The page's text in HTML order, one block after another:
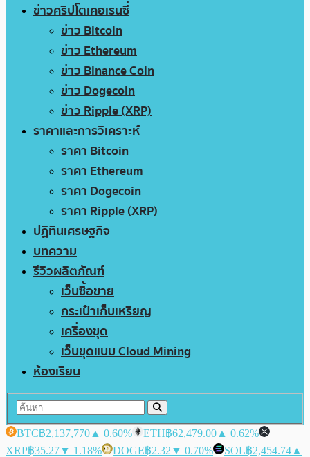
ข่าวคริปโตเคอเรนซี่
ข่าว Bitcoin
ข่าว Ethereum
ข่าว Binance Coin
ข่าว Dogecoin
ข่าว Ripple (XRP)
ราคาและการวิเคราะห์
ราคา Bitcoin
ราคา Ethereum
ราคา Dogecoin
ราคา Ripple (XRP)
ปฏิทินเศรษฐกิจ
บทความ
รีวิวผลิตภัณฑ์
เว็บซื้อขาย
กระเป๋าเก็บเหรียญ
เครื่องขุด
เว็บขุดแบบ Cloud Mining
ห้องเรียน
BTC฿2,137,770 ▲ 0.60% ETH฿62,479.00 ▲ 0.62%
XRP฿35.27▼ 1.18% DOGE฿2.32 ▼ 0.70% SOL฿2,454.74 ▲